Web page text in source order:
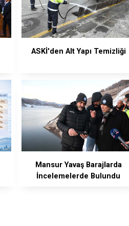
ASKİ'den Alt Yapı Temizliği
Mansur Yavaş Barajlarda
İncelemelerde Bulundu